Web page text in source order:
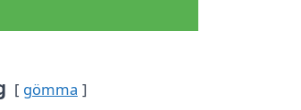
gömma